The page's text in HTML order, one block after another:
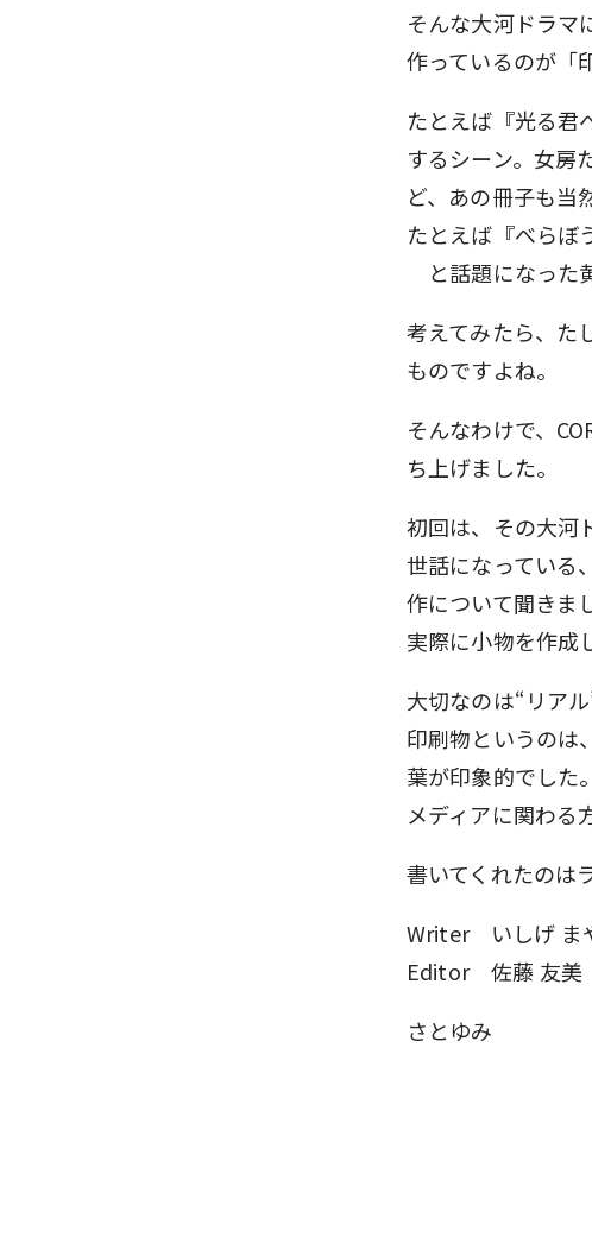
そんな大河ドラマ
作っているのが「
たとえば『光る君
するシーン。女房
ど、あの冊子も当
たとえば『べらぼ
と話題になった
考えてみたら、た
ものですよね。
そんなわけで、
ち上げました。
初回は、その大河
世話になっている
作について聞きま
実際に小物を作成
大切なのは“リア
印刷物というのは
葉が印象的でした。
メディアに関わる
書いてくれたのは
Writer いしげ ま
Editor 佐藤 友美
さとゆみ